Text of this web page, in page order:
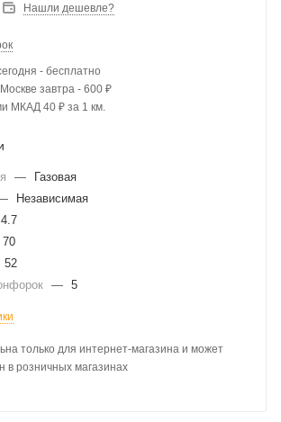
Нашли дешевле?
- бесплатно
завтра - 600 ₽
МКАД 40 ₽ за 1 км.
—
Газовая
Независимая
4.7
70
52
— 5
только для интернет-магазина и может
в розничных магазинах